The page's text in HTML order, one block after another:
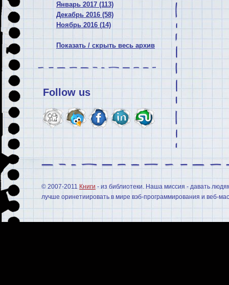
Январь 2017 (113)
Декабрь 2016 (58)
Ноябрь 2016 (14)
Показать / скрыть весь архив
Follow us
© 2007-2011 Книги - из библиотеки. Наша миссия - давать
лучше оринетиировать в мире вэб-программирования и веб-